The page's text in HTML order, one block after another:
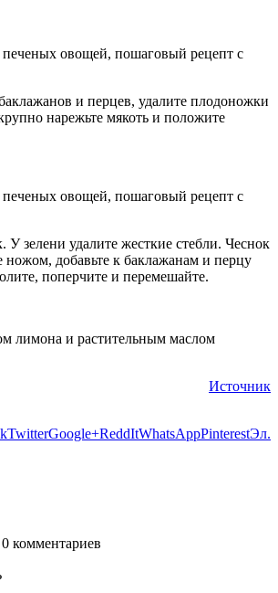
и перцев, удалите плодоножки
нарежьте мякоть и положите
У зелени удалите жесткие стебли. Чеснок
ножом, добавьте к баклажанам и перцу
поперчите и перемешайте.
лимона и растительным маслом
Источник
TwitterGoogle+ReddItWhatsAppPinterestЭл.
0 комментариев